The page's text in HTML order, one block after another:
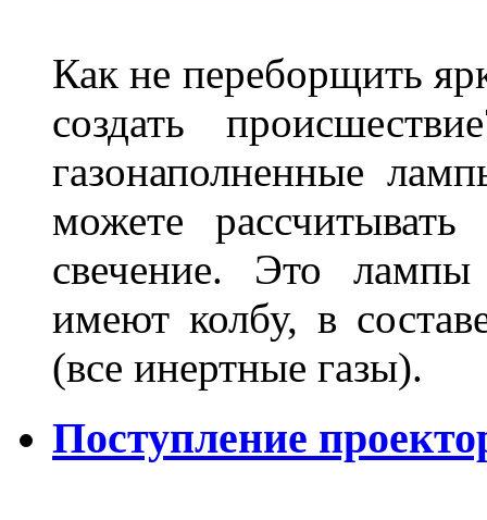
Как не переборщить
создать
газонаполненные
можете
свечение. Это
имеют колбу, в
(все инертные газы).
Поступление